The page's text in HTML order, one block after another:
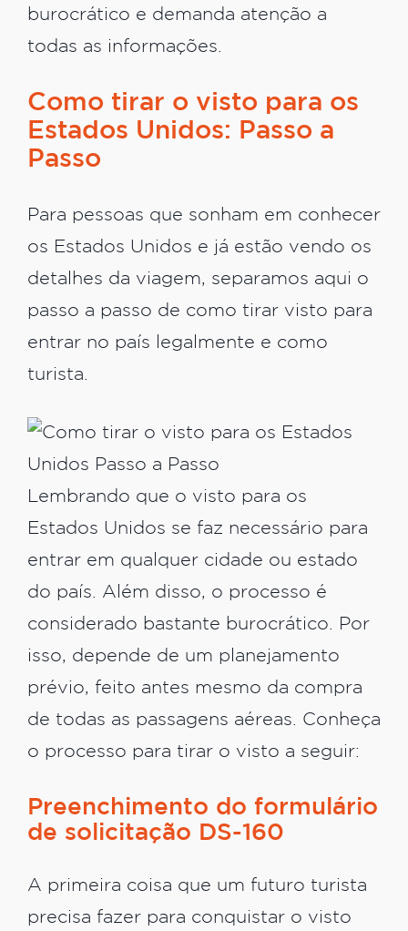
burocrático e demanda atenção a
todas as informações.
Como tirar o visto para os
Estados Unidos: Passo a
Passo
Para pessoas que sonham em conhecer
os Estados Unidos e já estão vendo os
detalhes da viagem, separamos aqui o
passo a passo de como tirar visto para
entrar no país legalmente e como
turista.
Lembrando que o visto para os
Estados Unidos se faz necessário para
entrar em qualquer cidade ou estado
do país. Além disso, o processo é
considerado bastante burocrático. Por
isso, depende de um planejamento
prévio, feito antes mesmo da compra
de todas as passagens aéreas. Conheça
o processo para tirar o visto a seguir:
Preenchimento do formulário
de solicitação DS-160
A primeira coisa que um futuro turista
precisa fazer para conquistar o visto